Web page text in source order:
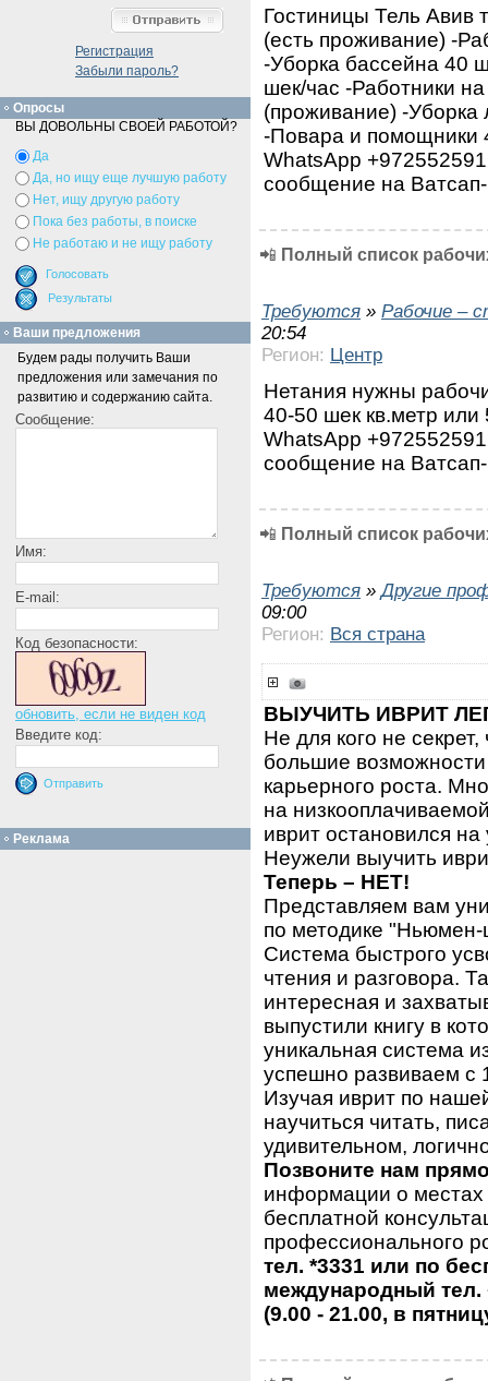
Гостиницы Тель Авив
(есть проживание) -
-Уборка бассейна 40
шек/час -Работники
(проживание) -Уборка
-Повара и помощники
WhatsApp
сообщение на
📲 Полный список
Требуются » Рабочие –
20:54
Регион: Центр
Нетания нужны
40-50 шек кв.метр
WhatsApp
сообщение на
📲 Полный список
Требуются »Другие
09:00
Регион: Вся страна
ВЫУЧИТЬ ИВРИТ
Не для кого не
большие
карьерного роста.
на
иврит остановился
Неужели выучить
Теперь – НЕТ!
Представляем вам
по методике "Ньюмен-
Система быстрого
чтения и разговора.
интересная и
выпустили книгу в
уникальная система
успешно развиваем с
Изучая иврит по
научиться читать,
удивительном,
Позвоните нам
информации о местах
бесплатной
профессионального
тел. *3331 или по
международный тел.
(9.00 - 21.00, в
Регистрация
Забыли пароль?
Опросы
ВЫ ДОВОЛЬНЫ СВОЕЙ РАБОТОЙ?
Да
Да, но ищу еще лучшую работу
Нет, ищу другую работу
Пока без работы, в поиске
Не работаю и не ищу работу
Ваши предложения
Будем рады получить Ваши
предложения или замечания по
развитию и содержанию сайта.
Сообщение:
Имя:
E-mail:
Код безопасности:
обновить, если не виден код
Введите код:
Реклама